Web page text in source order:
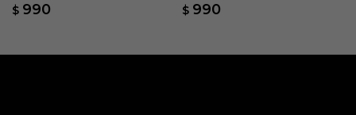
$ 990 $ 990